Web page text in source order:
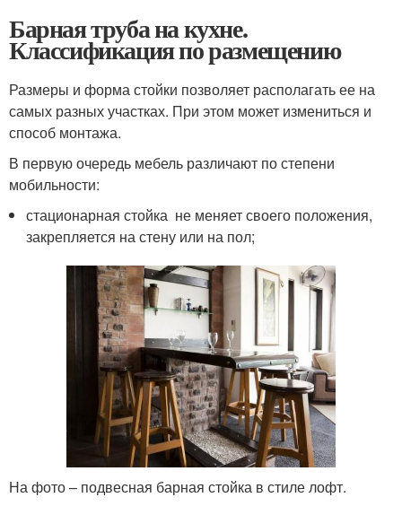
Барная труба на кухне.
Классификация по размещению
Размеры и форма стойки позволяет располагать ее на
самых разных участках. При этом может измениться и
способ монтажа.
В первую очередь мебель различают по степени
мобильности:
стационарная стойка не меняет своего положения,
закрепляется на стену или на пол;
На фото – подвесная барная стойка в стиле лофт.